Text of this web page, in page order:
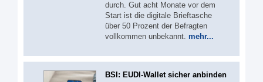
durch. Gut acht Monate vor dem
Start ist die digitale Brieftasche
über 50 Prozent der Befragten
vollkommen unbekannt. mehr...
BSI: EUDI-Wallet sicher anbinden